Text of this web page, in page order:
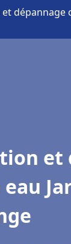
dépannage
et